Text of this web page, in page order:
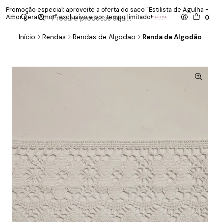
0
Promoção especial: aproveite a oferta do saco "Estilista de Agulha -
Amor gera Amor" exclusivo e por tempo limitado!
Início Rendas Rendas de Algodão Renda de Algodão